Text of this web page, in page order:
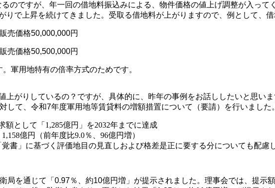
のですが、年一回の借地料振込みによる、物件価格の値上げ調整が入っ
りで上昇を続けてきました。受取る借地料が上がりますので、例として、
売価格50,000,000円
売価格50,500,000円
軍用地特有の倍率方式のためです。
上がりしているの？ですが、具体的に、昨年の事例をお話ししたいと思い
して、令和7年度軍用地等賃貸料の増額措置について（要請）を行いました。
として「1,285億円」を2032年までに達成
億円（前年度比9.0％、96億円増）
書」に基づく評価地目の見直しおよび格差是正に要する分についても配慮
局を通じて「0.97％、約10億円増」が提示されました。理事会では、提示